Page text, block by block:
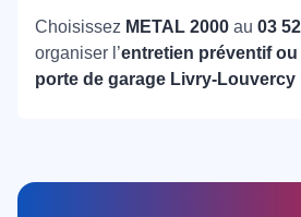
Choisissez METAL 2000 au 03
organiser l’entretien préventif
porte de garage Livry-Louvercy